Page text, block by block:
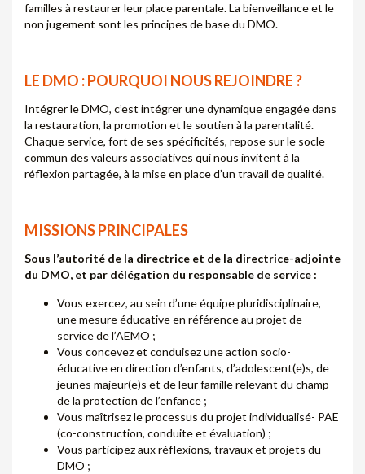
familles à restaurer leur place parentale. La bienveillance et le
non jugement sont les principes de base du DMO.
LE DMO : POURQUOI NOUS REJOINDRE ?
Intégrer le DMO, c’est intégrer une dynamique engagée dans
la restauration, la promotion et le soutien à la parentalité.
Chaque service, fort de ses spécificités, repose sur le socle
commun des valeurs associatives qui nous invitent à la
réflexion partagée, à la mise en place d’un travail de qualité.
MISSIONS PRINCIPALES
Sous l’autorité de la directrice et de la directrice-adjointe
du DMO, et par délégation du responsable de service :
Vous exercez, au sein d’une équipe pluridisciplinaire,
une mesure éducative en référence au projet de
service de l’AEMO ;
Vous concevez et conduisez une action socio-
éducative en direction d’enfants, d’adolescent(e)s, de
jeunes majeur(e)s et de leur famille relevant du champ
de la protection de l’enfance ;
Vous maîtrisez le processus du projet individualisé- PAE
(co-construction, conduite et évaluation) ;
Vous participez aux réflexions, travaux et projets du
DMO ;